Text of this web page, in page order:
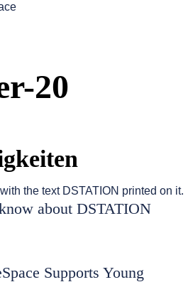
20
about DSTATION
Supports Young